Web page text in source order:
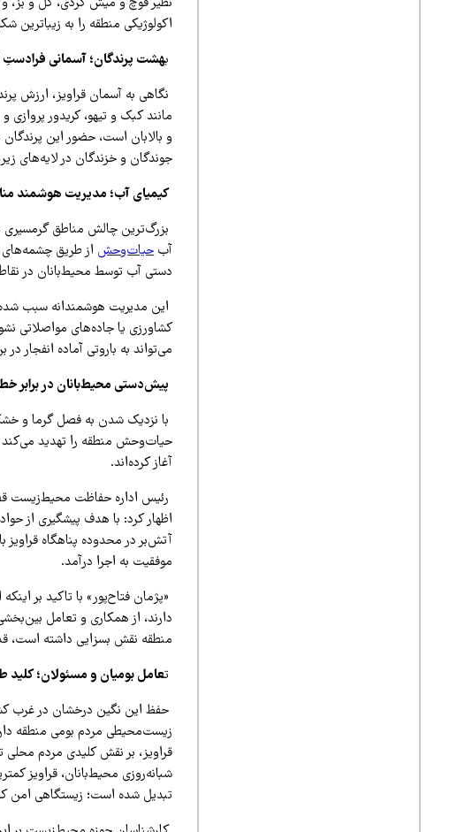
اکولوژیکی منطقه را به زیباترین
بهشت پرندگان؛ آسمانی فرادستِ
نگاهی به آسمان قراویز، ارزش
مانند کبک و تیهو، کریدور
و بالابان است، حضور این
جوندگان و خزندگان در لایه‌های
کیمیای آب؛ مدیریت هوشمند
بزرگ‌ترین چالش مناطق گرمسیری
آبحیات‌وحش از طریق
دستی آب توسط محیط‌بانان در
این مدیریت هوشمندانه سبب شده
کشاورزی یا جاده‌های مواصلاتی
می‌تواند به باروتی آماده انفجار
پیش‌دستی محیط‌بانان در برابر
با نزدیک شدن به فصل گرما و
حیات‌وحش منطقه را تهدید می‌کند
آغاز کرده‌اند.
اظهار کرد: با هدف پیشگیری از
آتش‌بر در محدوده پناهگاه قراویز
موفقیت به اجرا درآمد.
«پژمان فتاح‌پور» با تاکید بر
دارند، از همکاری و تعامل
منطقه نقش بسزایی داشته است،
تعامل بومیان و مسئولان؛ کلید
حفظ این نگین درخشان در غرب
زیست‌محیطی مردم بومی منطقه
قراویز، بر نقش کلیدی مردم
شبانه‌روزی محیط‌بانان، قراویز
تبدیل شده است؛ زیستگاهی امن